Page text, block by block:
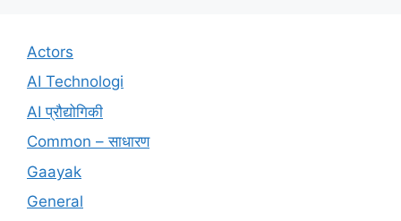
Actors
AI Technologi
AI प्रौद्योगिकी
Common – साधारण
Gaayak
General